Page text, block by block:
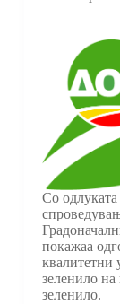
Со
покажаа
квалитетни
зеленило на
зеленило.